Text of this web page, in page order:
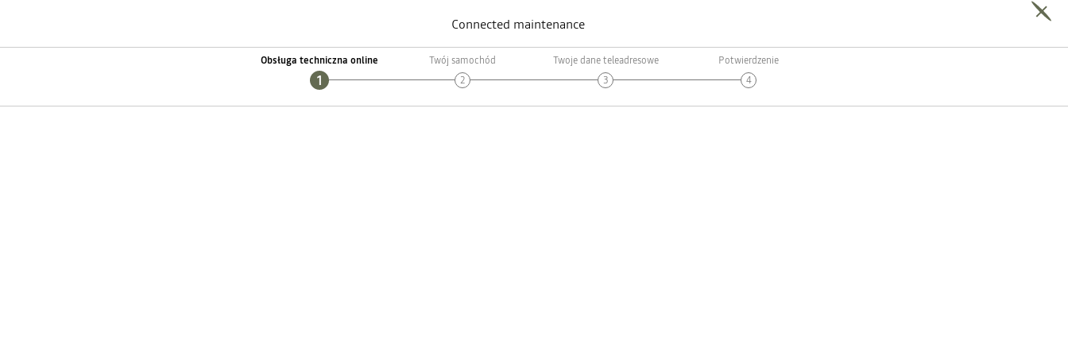
Connected maintenance
Obsługa techniczna online Twój samochód Twoje dane teleadresowe Potwierdzenie